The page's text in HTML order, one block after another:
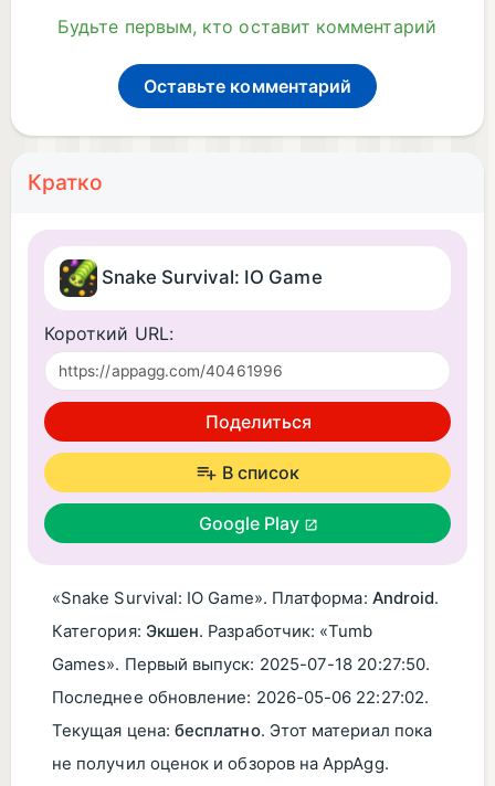
Будьте первым, кто оставит комментарий
Оставьте комментарий
Кратко
Snake Survival: IO Game
Короткий URL:
Поделиться
В список
Google Play
«Snake Survival: IO Game». Платформа: Android.
Категория: Экшен. Разработчик: «Tumb
Games». Первый выпуск: 2025-07-18 20:27:50.
Последнее обновление: 2026-05-06 22:27:02.
Текущая цена: бесплатно. Этот материал пока
не получил оценок и обзоров на AppAgg.